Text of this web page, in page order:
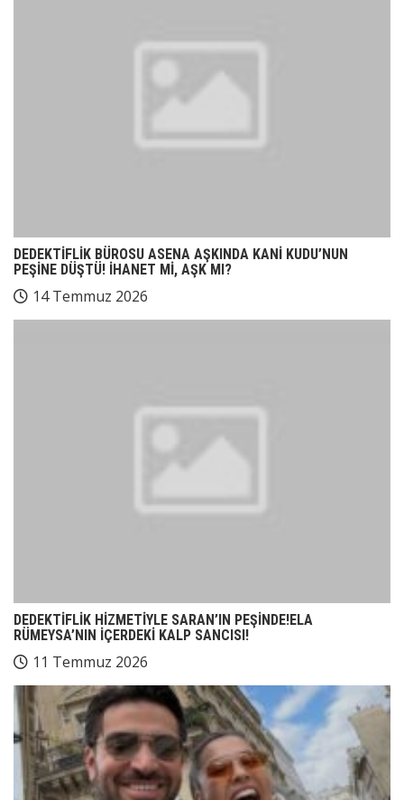
DEDEKTİFLİK BÜROSU ASENA AŞKINDA KANİ KUDU’NUN
PEŞİNE DÜŞTÜ! İHANET Mİ, AŞK MI?
14 Temmuz 2026
DEDEKTİFLİK HİZMETİYLE SARAN’IN PEŞİNDE!ELA
RÜMEYSA’NIN İÇERDEKİ KALP SANCISI!
11 Temmuz 2026